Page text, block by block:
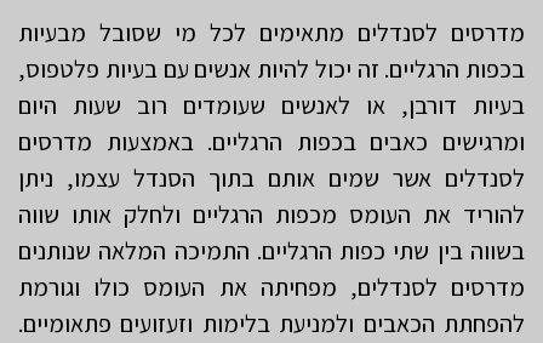
מדרסים לסנדלים מתאימים לכל מי שסובל מבעיות
בכפות הרגליים. זה יכול להיות אנשים עם בעיות פלטפוס,
בעיות דורבן, או לאנשים שעומדים רוב שעות היום
ומרגישים כאבים בכפות הרגליים. באמצעות מדרסים
לסנדלים אשר שמים אותם בתוך הסנדל עצמו, ניתן
להוריד את העומס מכפות הרגליים ולחלק אותו שווה
בשווה בין שתי כפות הרגליים. התמיכה המלאה שנותנים
מדרסים לסנדלים, מפחיתה את העומס כולו וגורמת
להפחתת הכאבים ולמניעת בלימות וזעזועים פתאומיים.